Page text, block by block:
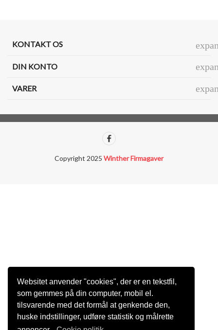
Websitet anvender "cookies", der er en tekstfil,
som gemmes på din computer, mobil el.
tilsvarende med det formål at genkende den,
huske indstillinger, udføre statistik og målrette
KONTAKT OS
DIN KONTO
VARER
Copyright 2025 Winther Firmagaver